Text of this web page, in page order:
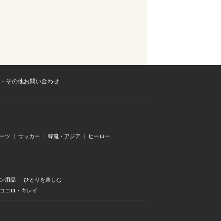
その他お問い合わせ
ツ サッカー 韓流・アジア ヒーロー
用品
ひとりを楽しむ
コロ・キレイ